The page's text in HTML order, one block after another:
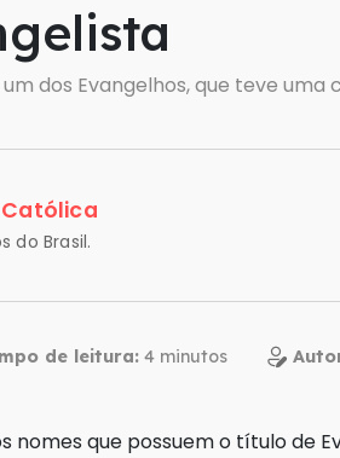
dos Evangelhos, que teve uma
do Brasil.
de leitura:
nomes que possuem o título de